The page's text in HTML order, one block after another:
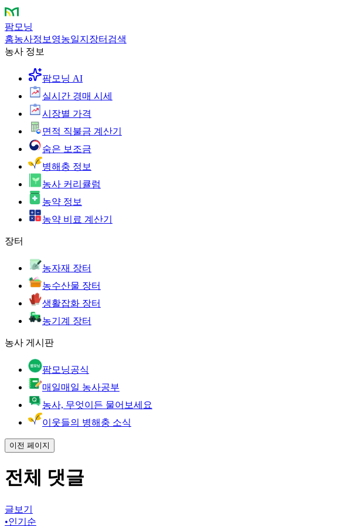
팜모닝
홈농사정보 영농일지 장터 검색
농사 정보
팜모닝 AI
실시간 경매 시세
시장별 가격
면적 직불금 계산기
숨은 보조금
병해충 정보
농사 커리큘럼
농약 정보
농약 비료 계산기
장터
농자재 장터
농수산물 장터
생활잡화 장터
농기계 장터
농사 게시판
팜모닝공식
매일매일 농사공부
농사, 무엇이든 물어보세요
이웃들의 병해충 소식
이전 페이지
전체 댓글
글보기
•인기순